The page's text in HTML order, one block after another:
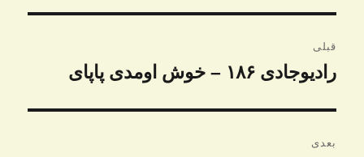
نوشته
قبلی
نوشته
رادیوجادی ۱۸۶ – خوش اومدی پاپای
بعدی